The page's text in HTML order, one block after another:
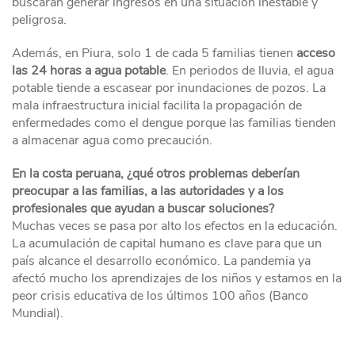
peligrosa.
Además, en Piura, solo 1 de cada 5 familias tienen acceso
las 24 horas a agua potable. En periodos de lluvia, el agua
potable tiende a escasear por inundaciones de pozos. La
mala infraestructura inicial facilita la propagación de
enfermedades como el dengue porque las familias tienden
a almacenar agua como precaución.
En la costa peruana, ¿qué otros problemas deberían
preocupar a las familias, a las autoridades y a los
profesionales que ayudan a buscar soluciones?
Muchas veces se pasa por alto los efectos en la educación.
La acumulación de capital humano es clave para que un
país alcance el desarrollo económico. La pandemia ya
afectó mucho los aprendizajes de los niños y estamos en la
peor crisis educativa de los últimos 100 años (Banco
Mundial).